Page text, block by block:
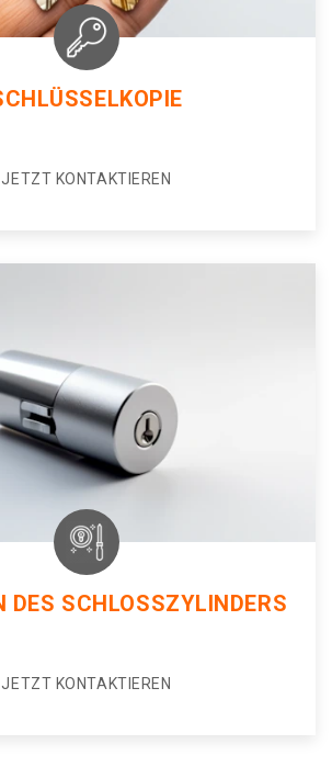
JETZT KONTAKTIEREN
DES SCHLOSSZYLINDERS
JETZT KONTAKTIEREN